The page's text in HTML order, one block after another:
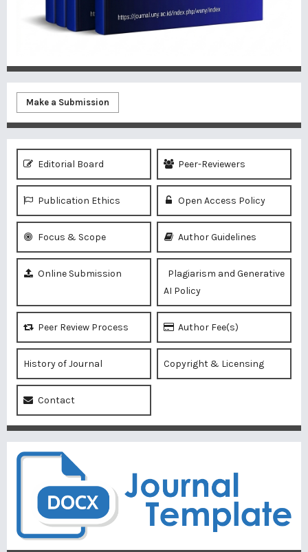
Make a Submission
Editorial Board Peer-Reviewers
Publication Ethics Open Access Policy
Focus & Scope Author Guidelines
Online Submission
Plagiarism and Generative
AI Policy
Peer Review Process Author Fee(s)
History of Journal Copyright & Licensing
Contact